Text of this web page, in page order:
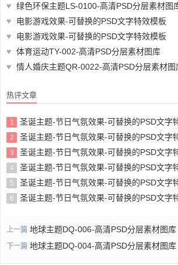
♥ 绿色环保主题LS-0100-高清PSD分层素材图
♥
电影游戏效果-可替换的PSD文字特效模板
♥
电影游戏效果-可替换的PSD文字特效模板
♥ 体育运动TY-002-高清PSD分层素材图库
♥ 情人婚庆主题QR-0022-高清PSD分层素材图
热评文章
1 圣诞主题-节日气氛效果-可替换的PSD文字
2 圣诞主题-节日气氛效果-可替换的PSD文字
3 圣诞主题-节日气氛效果-可替换的PSD文字
4 圣诞主题-节日气氛效果-可替换的PSD文字
5 圣诞主题-节日气氛效果-可替换的PSD文字
6 圣诞主题-节日气氛效果-可替换的PSD文字
上一篇 地球主题DQ-006-高清PSD分层素材图库
下一篇 地球主题DQ-004-高清PSD分层素材图库